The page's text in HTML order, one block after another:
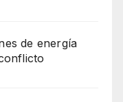
de energía